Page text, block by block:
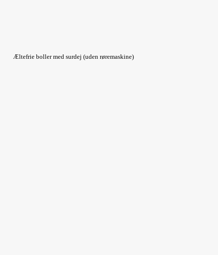
Æltefrie boller med surdej (uden røremaskine)